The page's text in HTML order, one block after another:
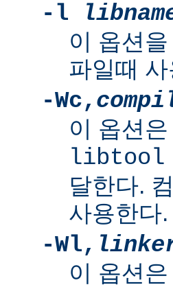
-l
이 옵션
파일때
-Wc,
이 옵션
libtool
달한다.
사용한다.
-Wl,
이 옵션